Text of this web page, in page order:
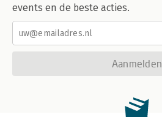
events en de beste acties.
Aanmelden